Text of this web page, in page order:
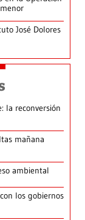
José Dolores
la reconversión
mañana
ambiental
los gobiernos